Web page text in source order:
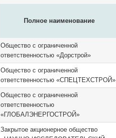
Полное наименование
Общество с ограниченной
ответственностью «Дорстрой»
Общество с ограниченной
ответственностью «СПЕЦТЕХСТРОЙ»
Общество с ограниченной
ответственностью
«ГЛОБАЛЭНЕРГОСТРОЙ»
Закрытое акционерное общество